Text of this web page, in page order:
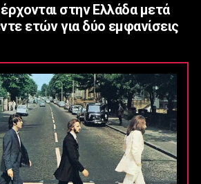
στην Ελλάδα μετά
ετών για δύο εμφανίσεις